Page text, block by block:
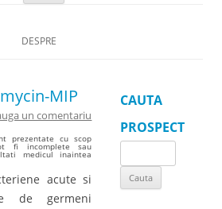
DESPRE
MIP
un comentariu
prezentate cu scop
fi incomplete sau
medicul inaintea
acute si
de germeni
CAUTA
PROSPECT
for: